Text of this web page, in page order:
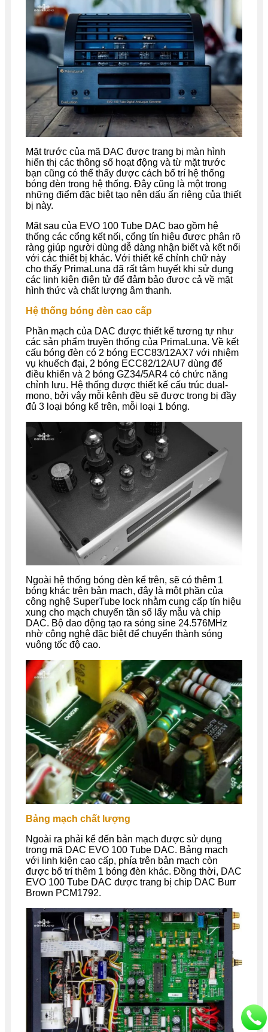
Mặt trước của mã DAC được trang bị màn hình
hiển thị các thông số hoạt động và từ mặt trước
bạn cũng có thể thấy được cách bố trí hệ thống
bóng đèn trong hệ thống. Đây cũng là một trong
những điểm đặc biệt tạo nên dấu ấn riêng của thiết
bị này.
Mặt sau của EVO 100 Tube DAC bao gồm hệ
thống các cổng kết nối, cổng tín hiệu được phân rõ
ràng giúp người dùng dễ dàng nhận biết và kết nối
với các thiết bị khác. Với thiết kế chỉnh chữ này
cho thấy PrimaLuna đã rất tâm huyết khi sử dụng
các linh kiện điện tử để đảm bảo được cả về mặt
hình thức và chất lượng âm thanh.
Hệ thống bóng đèn cao cấp
Phần mạch của DAC được thiết kế tương tự như
các sản phẩm truyền thống của PrimaLuna. Về kết
cấu bóng đèn có 2 bóng ECC83/12AX7 với nhiệm
vụ khuếch đại, 2 bóng ECC82/12AU7 dùng để
điều khiển và 2 bóng GZ34/5AR4 có chức năng
chỉnh lưu. Hệ thống được thiết kế cấu trúc dual-
mono, bởi vậy mỗi kênh đều sẽ được trong bị đầy
đủ 3 loại bóng kể trên, mỗi loại 1 bóng.
Ngoài hệ thống bóng đèn kể trên, sẽ có thêm 1
bóng khác trên bản mạch, đây là một phần của
công nghệ SuperTube lock nhằm cung cấp tín hiệu
xung cho mạch chuyển tần số lấy mẫu và chip
DAC. Bộ dao động tạo ra sóng sine 24.576MHz
nhờ công nghệ đặc biệt để chuyển thành sóng
vuông tốc độ cao.
Bảng mạch chất lượng
Ngoài ra phải kể đến bản mạch được sử dụng
trong mã DAC EVO 100 Tube DAC. Bảng mạch
với linh kiện cao cấp, phía trên bản mạch còn
được bố trí thêm 1 bóng đèn khác. Đồng thời, DAC
EVO 100 Tube DAC được trang bị chip DAC Burr
Brown PCM1792.